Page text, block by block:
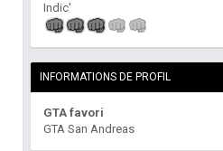
Indic'
INFORMATIONS DE PROFIL
GTA favori
GTA San Andreas